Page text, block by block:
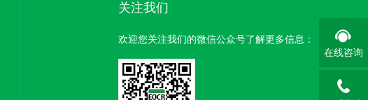
关注我们
欢迎您关注我们的微信公众号了解更多信息：
在线咨询